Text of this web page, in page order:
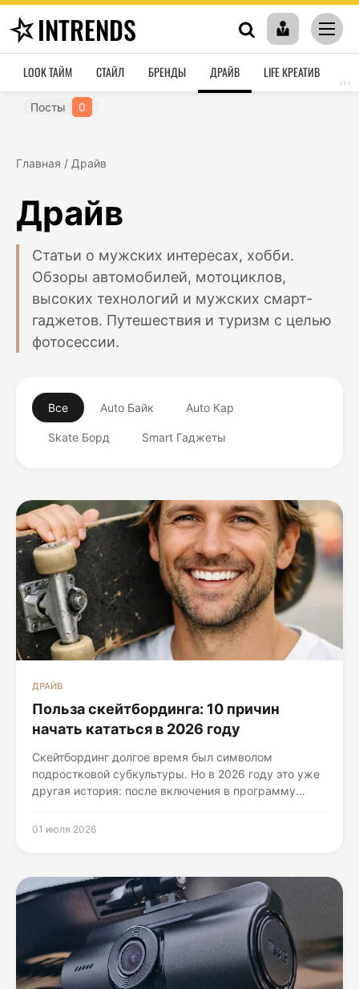
INTRENDS
LOOK ТАЙМ СТАЙЛ БРЕНДЫ ДРАЙВ LIFE КРЕАТИВ
›››
Посты
0
Главная / Драйв
Драйв
Статьи о мужских интересах, хобби.
Обзоры автомобилей, мотоциклов,
высоких технологий и мужских смарт-
гаджетов. Путешествия и туризм с целью
фотосессии.
Все Auto Байк Auto Кар
Skate Борд Smart Гаджеты
ДРАЙВ
Польза скейтбординга: 10 причин
начать кататься в 2026 году
Скейтбординг долгое время был символом
подростковой субкультуры. Но в 2026 году это уже
другая история: после включения в программу...
01 июля 2026